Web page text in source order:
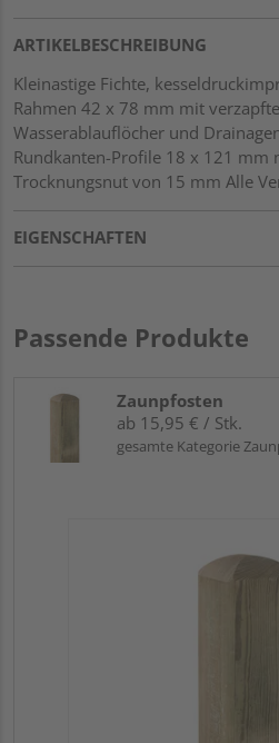
ARTIKELBESCHREIBUNG
Kleinastige Fichte,
Rahmen 42 x 78 mm mit
Wasserablauflöcher und
Rundkanten-Profile 18 x 121 mm
Trocknungsnut von 15 mm Alle
EIGENSCHAFTEN
Passende Produkte
Zaunpfosten
ab 15,95 € / Stk.
gesamte Kategorie